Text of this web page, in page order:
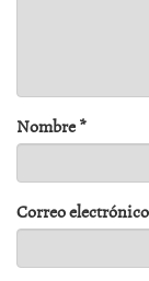
Nombre*
Correo electrónico